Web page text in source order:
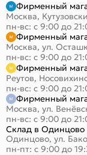
Фирменный
Москва,
пн-вс: с 9:00 до
Фирменный
Москва, ул.
пн-вс: с 9:00 до
Фирменный
Реутов,
пн-вс: с 9:00 до
Фирменный
Москва, ул.
пн-вс: с 9:00 до
Склад в Одинцово
Одинцово, ул.
пн-пт: с 9:00 до